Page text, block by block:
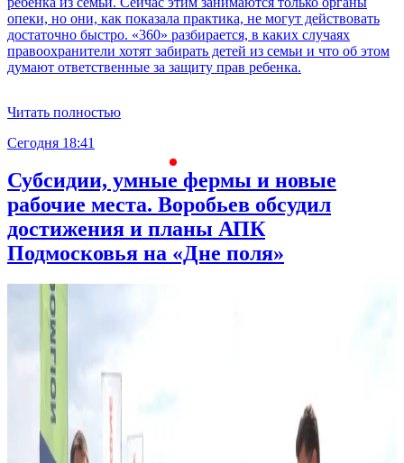
опеки, но они, как показала практика, не могут действовать
достаточно быстро. «360» разбирается, в каких случаях
правоохранители хотят забирать детей из семьи и что об этом
думают ответственные за защиту прав ребенка.
Читать полностью
Сегодня 18:41
Субсидии, умные фермы и новые
рабочие места. Воробьев обсудил
достижения и планы АПК
Подмосковья на «Дне поля»